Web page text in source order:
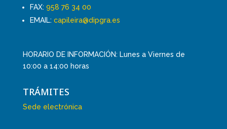
FAX: 958 76 34 00
EMAIL: capileira@dipgra.es
HORARIO DE INFORMACIÓN: Lunes a Viernes de
10:00 a 14:00 horas
TRÁMITES
Sede electrónica